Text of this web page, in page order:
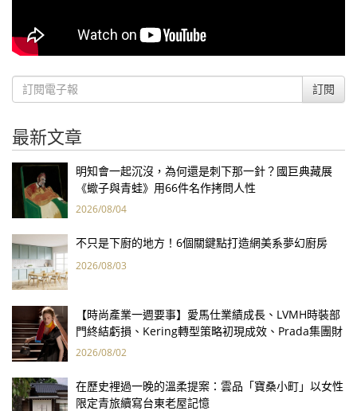
訂閱
最新文章
明知會一起沉沒，為何還是刺下那一針？國巨典藏展
《蠍子與青蛙》用66件名作拷問人性
2026/08/04
不只是下廚的地方！6個關鍵點打造網美系夢幻廚房
2026/08/03
【時尚產業一週要事】愛馬仕業績成長、LVMH時裝部
門終結虧損、Kering轉型策略初現成效、Prada集團財
報亮眼
2026/08/02
在歷史裡過一晚的溫柔提案：雲品「寶桑小町」以女性
限定青旅續寫台東老屋記憶